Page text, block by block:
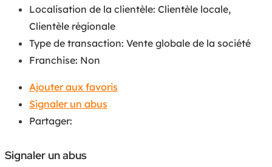
Localisation de la clientèle: Clientèle locale,
Clientèle régionale
Type de transaction: Vente globale de la société
Franchise: Non
Ajouter aux favoris
Signaler un abus
Partager:
Signaler un abus